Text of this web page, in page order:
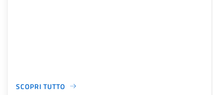
SCOPRI TUTTO